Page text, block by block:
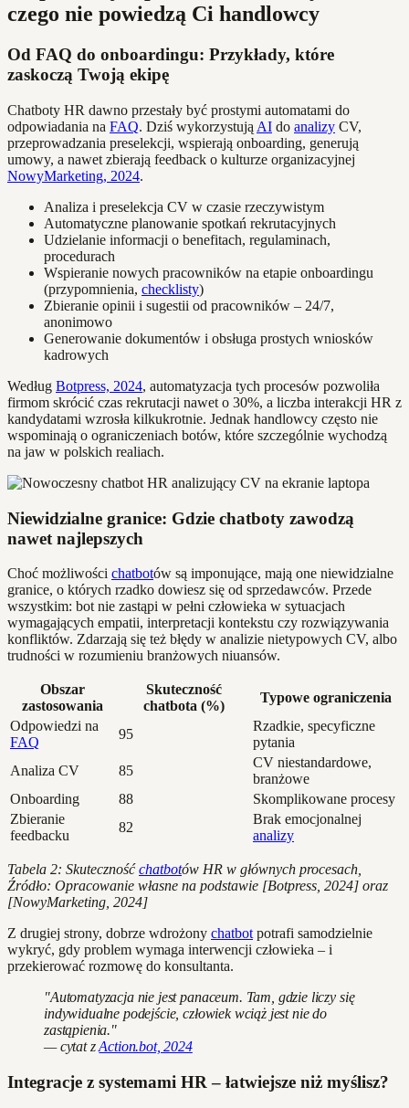
czego nie powiedzą Ci handlowcy
Od FAQ do onboardingu: Przykłady, które
zaskoczą Twoją ekipę
Chatboty HR dawno przestały być prostymi automatami do
odpowiadania na FAQ. Dziś wykorzystują AI do analizy CV,
przeprowadzania preselekcji, wspierają onboarding, generują
umowy, a nawet zbierają feedback o kulturze organizacyjnej
NowyMarketing, 2024.
Analiza i preselekcja CV w czasie rzeczywistym
Automatyczne planowanie spotkań rekrutacyjnych
Udzielanie informacji o benefitach, regulaminach,
procedurach
Wspieranie nowych pracowników na etapie onboardingu
(przypomnienia, checklisty)
Zbieranie opinii i sugestii od pracowników – 24/7,
anonimowo
Generowanie dokumentów i obsługa prostych wniosków
kadrowych
Według Botpress, 2024, automatyzacja tych procesów pozwoliła
firmom skrócić czas rekrutacji nawet o 30%, a liczba interakcji HR z
kandydatami wzrosła kilkukrotnie. Jednak handlowcy często nie
wspominają o ograniczeniach botów, które szczególnie wychodzą
na jaw w polskich realiach.
Niewidzialne granice: Gdzie chatboty zawodzą
nawet najlepszych
Choć możliwości chatbotów są imponujące, mają one niewidzialne
granice, o których rzadko dowiesz się od sprzedawców. Przede
wszystkim: bot nie zastąpi w pełni człowieka w sytuacjach
wymagających empatii, interpretacji kontekstu czy rozwiązywania
konfliktów. Zdarzają się też błędy w analizie nietypowych CV, albo
trudności w rozumieniu branżowych niuansów.
Obszar
zastosowania
Skuteczność
chatbota (%)
Typowe ograniczenia
Odpowiedzi na
FAQ
95
Rzadkie, specyficzne
pytania
Analiza CV
85
CV niestandardowe,
branżowe
Onboarding
88
Skomplikowane procesy
Zbieranie
feedbacku
82
Brak emocjonalnej
analizy
Tabela 2: Skutecznośćchatbotów HR w głównych procesach,
Źródło: Opracowanie własne na podstawie [Botpress, 2024] oraz
[NowyMarketing, 2024]
Z drugiej strony, dobrze wdrożony chatbot potrafi samodzielnie
wykryć, gdy problem wymaga interwencji człowieka – i
przekierować rozmowę do konsultanta.
"Automatyzacja nie jest panaceum. Tam, gdzie liczy się
indywidualne podejście, człowiek wciąż jest nie do
zastąpienia."
— cytat zAction.bot, 2024
Integracje z systemami HR – łatwiejsze niż myślisz?